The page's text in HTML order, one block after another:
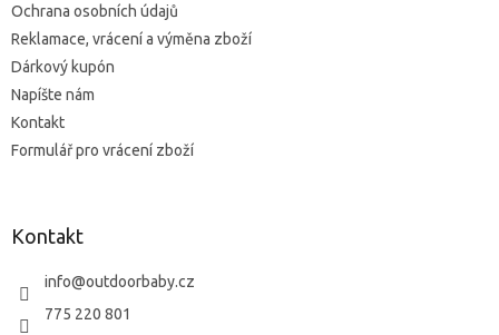
Ochrana osobních údajů
Reklamace, vrácení a výměna zboží
Dárkový kupón
Napíšte nám
Kontakt
Formulář pro vrácení zboží
Kontakt
info@outdoorbaby.cz
775 220 801